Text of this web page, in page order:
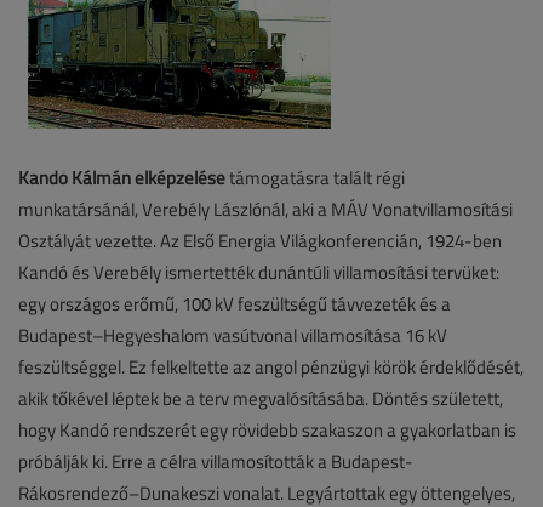
Kandó Kálmán elképzelésetámogatásra talált régi
munkatársánál, Verebély Lászlónál, aki a MÁV Vonatvillamosítási
Osztályát vezette. Az Első Energia Világkonferencián, 1924-ben
Kandó és Verebély ismertették dunántúli villamosítási tervüket:
egy országos erőmű, 100 kV feszültségű távvezeték és a
Budapest–Hegyeshalom vasútvonal villamosítása 16 kV
feszültséggel. Ez felkeltette az angol pénzügyi körök érdeklődését,
akik tőkével léptek be a terv megvalósításába. Döntés született,
hogy Kandó rendszerét egy rövidebb szakaszon a gyakorlatban is
próbálják ki. Erre a célra villamosították a Budapest-
Rákosrendező–Dunakeszi vonalat. Legyártottak egy öttengelyes,